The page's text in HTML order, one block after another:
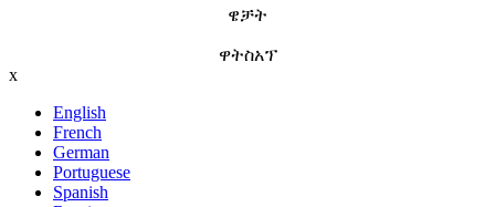
ዌቻት
ዋትስአፕ
x
English
French
German
Portuguese
Spanish